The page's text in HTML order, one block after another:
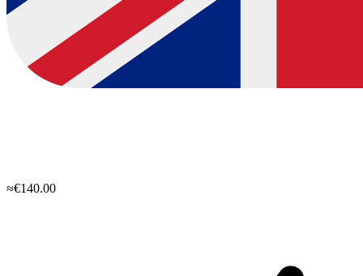
≈€140.00